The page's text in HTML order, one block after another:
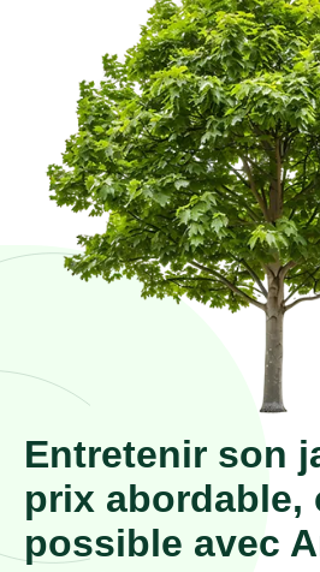
Entretenir son
prix abordable,
possible avec